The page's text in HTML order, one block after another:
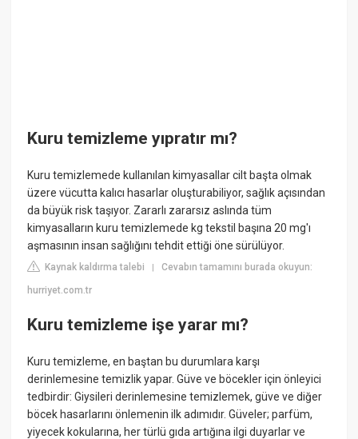
Kuru temizleme yıpratır mı?
Kuru temizlemede kullanılan kimyasallar cilt başta olmak
üzere vücutta kalıcı hasarlar oluşturabiliyor, sağlık açısından
da büyük risk taşıyor. Zararlı zararsız aslında tüm
kimyasalların kuru temizlemede kg tekstil başına 20 mg'ı
aşmasının insan sağlığını tehdit ettiği öne sürülüyor.
Kaynak kaldırma talebi |Cevabın tamamını burada okuyun:
hurriyet.com.tr
Kuru temizleme işe yarar mı?
Kuru temizleme, en baştan bu durumlara karşı
derinlemesine temizlik yapar. Güve ve böcekler için önleyici
tedbirdir: Giysileri derinlemesine temizlemek, güve ve diğer
böcek hasarlarını önlemenin ilk adımıdır. Güveler; parfüm,
yiyecek kokularına, her türlü gıda artığına ilgi duyarlar ve